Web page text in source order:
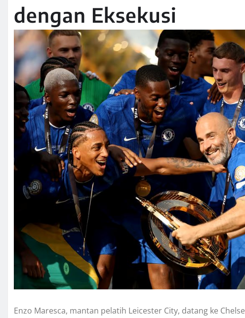
dengan Eksekusi
Enzo Maresca, mantan pelatih Leicester City, datang ke